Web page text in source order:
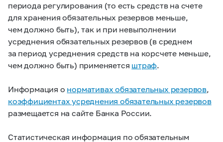
периода регулирования (то есть средств на счете
для хранения обязательных резервов меньше,
чем должно быть), так и при невыполнении
усреднения обязательных резервов (в среднем
за период усреднения средств на корсчете меньше,
чем должно быть) применяется штраф.
Информация о нормативах обязательных резервов,
коэффициентах усреднения обязательных резервов
размещается на сайте Банка России.
Статистическая информация по обязательным